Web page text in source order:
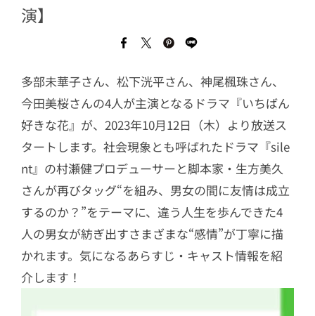
演】
多部未華子さん、松下洸平さん、神尾楓珠さん、
今田美桜さんの4人が主演となるドラマ『いちばん
好きな花』が、2023年10月12日（木）より放送ス
タートします。社会現象とも呼ばれたドラマ『sile
nt』の村瀬健プロデューサーと脚本家・生方美久
さんが再びタッグ“を組み、男女の間に友情は成立
するのか？”をテーマに、違う人生を歩んできた4
人の男女が紡ぎ出すさまざまな“感情”が丁寧に描
かれます。気になるあらすじ・キャスト情報を紹
介します！